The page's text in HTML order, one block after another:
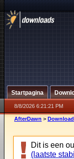
Startpagina
8/8/2026 6:21:21 PM
AfterDawn >
Dit is een
(laatste